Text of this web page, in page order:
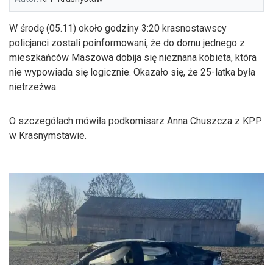
W środę (05.11) około godziny 3:20 krasnostawscy
policjanci zostali poinformowani, że do domu jednego z
mieszkańców Maszowa dobija się nieznana kobieta, która
nie wypowiada się logicznie. Okazało się, że 25-latka była
nietrzeźwa.
O szczegółach mówiła podkomisarz Anna Chuszcza z KPP
w Krasnymstawie.